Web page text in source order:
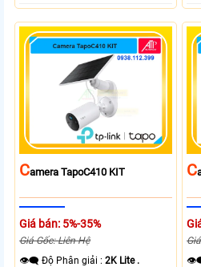
CAmera TapoC410 KIT
Giá bán: 5%-35%
Giá Gốc: Liên Hệ
👁️‍🗨 Độ Phân giải :2K Lite .
C